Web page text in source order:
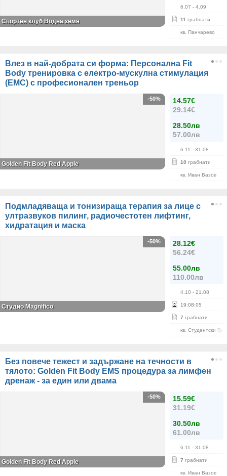
6.07 - 4.09
11 грабнати
кв. Панчарево
Спортен клуб Водна земя
Влез в най-добрата си форма: Персонална Fit
Body тренировка с електро-мускулна стимулация
(ЕМС) с професионален треньор
14.57€
29.14€
28.50лв
57.00лв
6.11 - 31.08
10 грабнати
кв. Иван Вазов
-50%
Golden Fit Body Red Apple
Подмладяваща и тонизираща терапия за лице с
ултразвуков пилинг, радиочестотен лифтинг,
хидратация и маска
28.12€
56.24€
55.00лв
110.00лв
4.10 - 21.08
19:08:05
7 грабнати
кв. Студентски
-50%
Студио Magnifico
Без повече тежест и задържане на течности в
тялото: Golden Fit Body EMS процедура за лимфен
дренаж - за един или двама
15.59€
31.19€
30.50лв
61.00лв
6.11 - 31.08
7 грабнати
кв. Иван Вазов
-50%
Golden Fit Body Red Apple